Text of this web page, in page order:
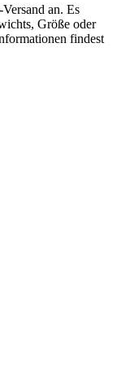
an. Es
Größe oder
findest